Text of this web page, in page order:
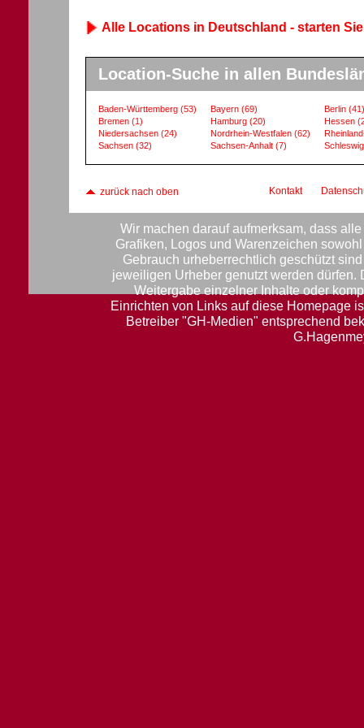
Alle Locations in Deutschland - starten
Location-Suche in allen
Baden-Württemberg (53) Bayern (69) Berlin (41)
Bremen (1) Hamburg (20) Hessen
Niedersachsen (24) Nordrhein-Westfalen (62)
Sachsen (32) Sachsen-Anhalt (7)
zurück nach oben Kontakt
Wir machen darauf aufmerksam, dass
Grafiken, Logos und Warenzeichen
Gebrauch urheberrechtlich geschützt
jeweiligen Urheber genutzt werden
Weitergabe einzelner Inhalte oder
Einrichten von Links auf diese Homepage
Betreiber "GH-Medien" entsprechend